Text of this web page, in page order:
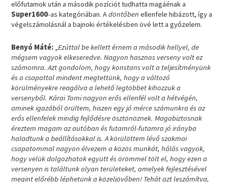
előfutamok után a második pozíciót tudhatta magáénak a
Super1600-as kategóriában. Adöntőbenellenfele hibázott, így a
végelszámolásnál a bajnoki értékelésben övé lett a győzelem.
Benyó Máté: „Ezúttal be kellett érnem a második hellyel, de
mégsem vagyok elkeseredve. Nagyon hasznos verseny volt ez
számomra. Azt gondolom, hogy konstans volt a teljesítményünk
és a csapattal mindent megtettünk, hogy a változó
körülményekre reagálva a lehető legtöbbet kihozzuk a
versenyből. Kárai Tomi nagyon erős ellenfél volt a hétvégén,
aminek igazából örültem, hiszen egy jó mérce számunkra és az
erős ellenfelek mindig fejlődésre ösztönöznek. Magabiztosnak
éreztem magam az autóban és futamról-futamra jó irányba
haladtunk a beállításokkal is. A körülöttem lévő szakmai
csapatommal nagyon élvezem a közös munkát, hálás vagyok,
hogy velük dolgozhatok együtt és örömmel tölt el, hogy ezen a
versenyen is találtunk olyan területeket, amelyek fejlesztésével
megint előrébb léphetünk a közeljövőben! Tehát azt leszámítva,